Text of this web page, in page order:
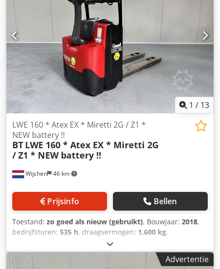
1 / 13
Wijchen 46 km
LWE 160 * Atex EX * Miretti 2G / Z1 *
NEW battery !!
BT LWE 160 * Atex EX * Miretti 2G
/ Z1 * NEW battery !!
Prijsinfo Bellen
Toestand: zo goed als nieuw (gebruikt), Bouwjaar: 2018,
bedrijfsturen: 535 h, draagvermogen: 1.600 kg,
, Manufacturer + model:BT LWE
160 * EX * Miretti 2G / Zone 1 * ID:26061.2030 Cat.:Used
Forks:1150 x 570 mm Capacity:1600 kg Year:2018 Hours:535
Advertentie